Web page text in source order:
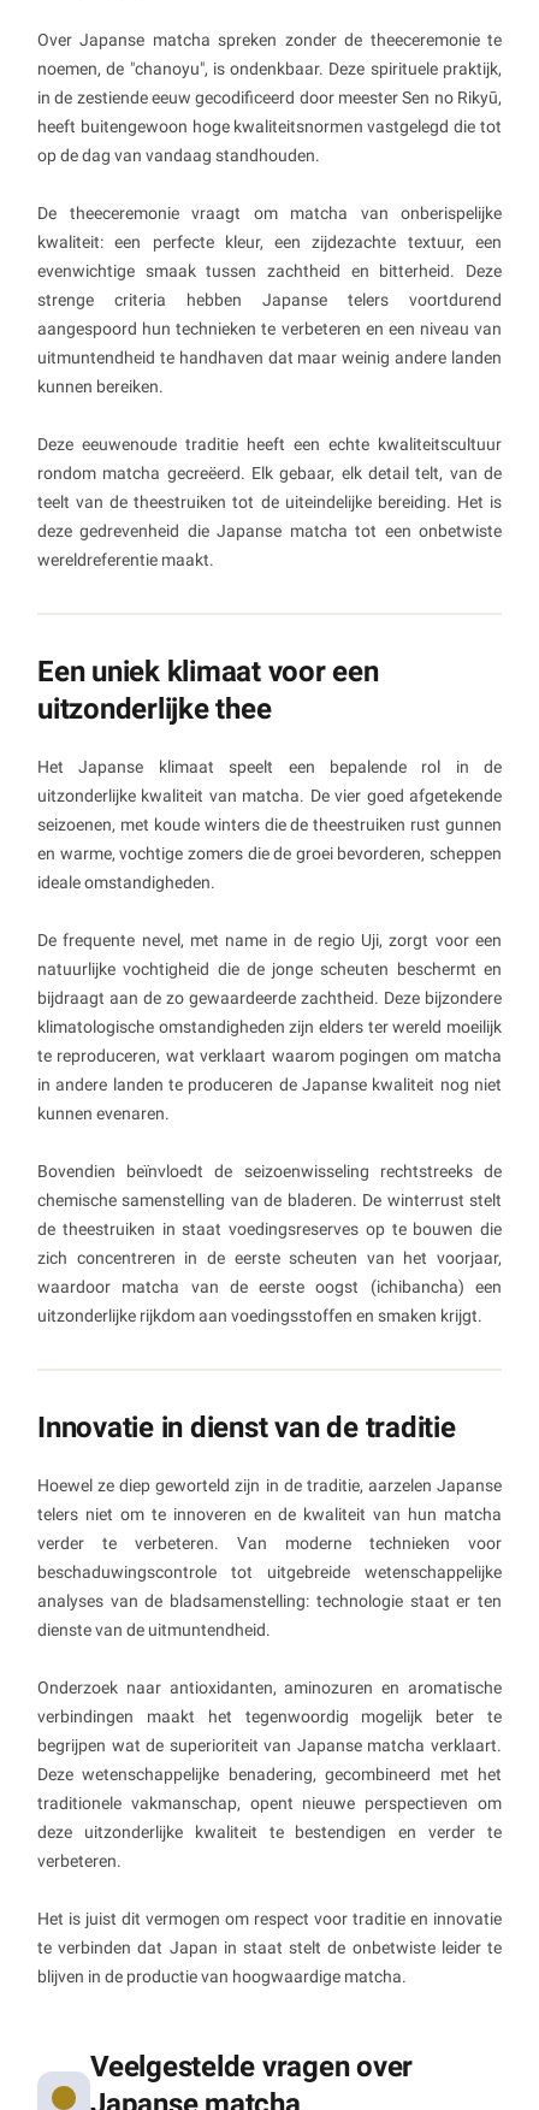
Over Japanse matcha spreken zonder de theeceremonie te
noemen, de "chanoyu", is ondenkbaar. Deze spirituele praktijk,
in de zestiende eeuw gecodificeerd door meester Sen no Rikyū,
heeft buitengewoon hoge kwaliteitsnormen vastgelegd die tot
op de dag van vandaag standhouden.
De theeceremonie vraagt om matcha van onberispelijke
kwaliteit: een perfecte kleur, een zijdezachte textuur, een
evenwichtige smaak tussen zachtheid en bitterheid. Deze
strenge criteria hebben Japanse telers voortdurend
aangespoord hun technieken te verbeteren en een niveau van
uitmuntendheid te handhaven dat maar weinig andere landen
kunnen bereiken.
Deze eeuwenoude traditie heeft een echte kwaliteitscultuur
rondom matcha gecreëerd. Elk gebaar, elk detail telt, van de
teelt van de theestruiken tot de uiteindelijke bereiding. Het is
deze gedrevenheid die Japanse matcha tot een onbetwiste
wereldreferentie maakt.
Een uniek klimaat voor een
uitzonderlijke thee
Het Japanse klimaat speelt een bepalende rol in de
uitzonderlijke kwaliteit van matcha. De vier goed afgetekende
seizoenen, met koude winters die de theestruiken rust gunnen
en warme, vochtige zomers die de groei bevorderen, scheppen
ideale omstandigheden.
De frequente nevel, met name in de regio Uji, zorgt voor een
natuurlijke vochtigheid die de jonge scheuten beschermt en
bijdraagt aan de zo gewaardeerde zachtheid. Deze bijzondere
klimatologische omstandigheden zijn elders ter wereld moeilijk
te reproduceren, wat verklaart waarom pogingen om matcha
in andere landen te produceren de Japanse kwaliteit nog niet
kunnen evenaren.
Bovendien beïnvloedt de seizoenwisseling rechtstreeks de
chemische samenstelling van de bladeren. De winterrust stelt
de theestruiken in staat voedingsreserves op te bouwen die
zich concentreren in de eerste scheuten van het voorjaar,
waardoor matcha van de eerste oogst (ichibancha) een
uitzonderlijke rijkdom aan voedingsstoffen en smaken krijgt.
Innovatie in dienst van de traditie
Hoewel ze diep geworteld zijn in de traditie, aarzelen Japanse
telers niet om te innoveren en de kwaliteit van hun matcha
verder te verbeteren. Van moderne technieken voor
beschaduwingscontrole tot uitgebreide wetenschappelijke
analyses van de bladsamenstelling: technologie staat er ten
dienste van de uitmuntendheid.
Onderzoek naar antioxidanten, aminozuren en aromatische
verbindingen maakt het tegenwoordig mogelijk beter te
begrijpen wat de superioriteit van Japanse matcha verklaart.
Deze wetenschappelijke benadering, gecombineerd met het
traditionele vakmanschap, opent nieuwe perspectieven om
deze uitzonderlijke kwaliteit te bestendigen en verder te
verbeteren.
Het is juist dit vermogen om respect voor traditie en innovatie
te verbinden dat Japan in staat stelt de onbetwiste leider te
blijven in de productie van hoogwaardige matcha.
Veelgestelde vragen over